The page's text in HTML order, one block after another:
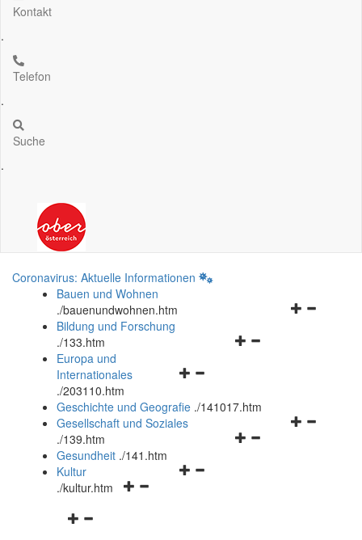
Kontakt
.
Telefon
.
Suche
.
Coronavirus: Aktuelle Informationen
Bauen und Wohnen
./bauenundwohnen.htm
Navigationsmenü
Bildung und Forschung
./133.htm
Navigationsmenü
und
schließen
Europa und
Internationales
./203110.htm
Geschichte und Geografie ./141017.htm
Navigationsmenü
Gesellschaft und Soziales
./139.htm
Navigationsmenü
Gesundheit ./141.htm
Navigationsmenü
Kultur
./kultur.htm
Navigationsmenü